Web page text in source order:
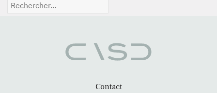
Contact